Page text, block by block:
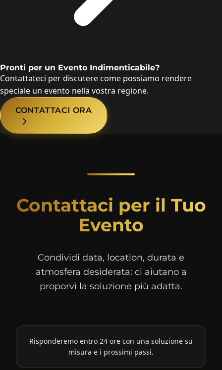
Pronti per un Evento Indimenticabile?
Contattateci per discutere come possiamo rendere
speciale un evento nella vostra regione.
CONTATTACI ORA
Contattaci per il Tuo
Evento
Condividi data, location, durata e
atmosfera desiderata: ci aiutano a
proporvi la soluzione più adatta.
Risponderemo entro 24 ore con una soluzione su
misura e i prossimi passi.